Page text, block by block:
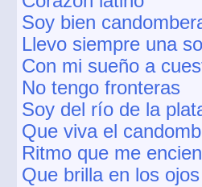
Soy bien
Llevo siempre una
Con mi sueño a
No tengo fronteras
Soy del río de la
Que viva el
Ritmo que me
Que brilla en los